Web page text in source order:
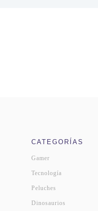
CATEGORÍAS
Gamer
Tecnología
Peluches
Dinosaurios